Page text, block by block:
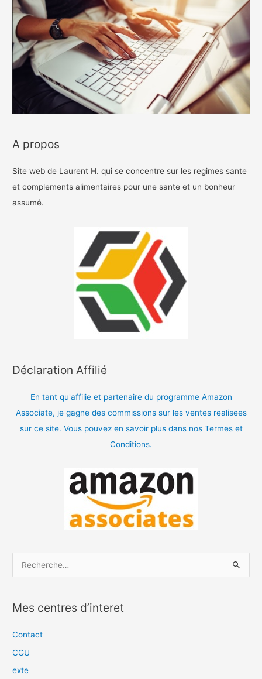
A propos
Site web de Laurent H. qui se concentre sur les regimes sante
et complements alimentaires pour une sante et un bonheur
assumé.
Déclaration Affilié
En tant qu'affilie et partenaire du programme Amazon
Associate, je gagne des commissions sur les ventes realisees
sur ce site. Vous pouvez en savoir plus dans nos Termes et
Conditions.
h
e
Mes centres d’interet
Contact
CGU
exte